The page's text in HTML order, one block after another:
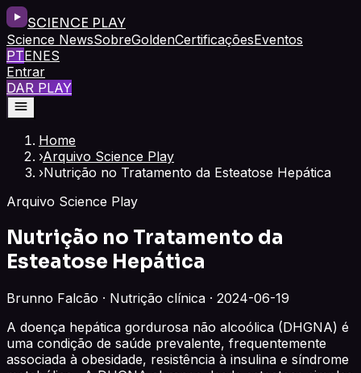
SCIENCE PLAY
Science NewsSobreGoldenCertificaçõesEventos
PTENES
Entrar
DAR PLAY
Home
›Arquivo Science Play
›Nutrição no Tratamento da Esteatose Hepática
Arquivo Science Play
Nutrição no Tratamento da
Esteatose Hepática
Brunno Falcão · Nutrição clínica · 2024-06-19
A doença hepática gordurosa não alcoólica (DHGNA) é
uma condição de saúde prevalente, frequentemente
associada à obesidade, resistência à insulina e síndrome